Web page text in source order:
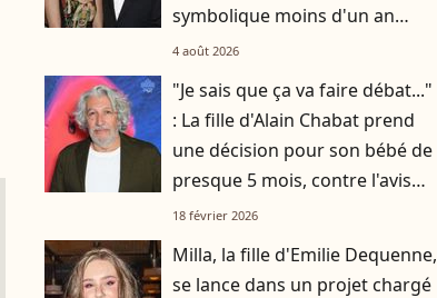
symbolique moins d'un an
après avoir donné la vie
4 août 2026
"Je sais que ça va faire débat..."
: La fille d'Alain Chabat prend
une décision pour son bébé de
presque 5 mois, contre l'avis
général des spécialistes
18 février 2026
Milla, la fille d'Emilie Dequenne,
se lance dans un projet chargé